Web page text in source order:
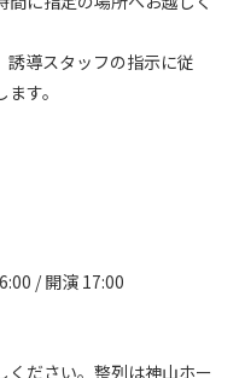
導スタッフの指示に従
す。
/ 開演 17:00
ださい。整列は神山ホー